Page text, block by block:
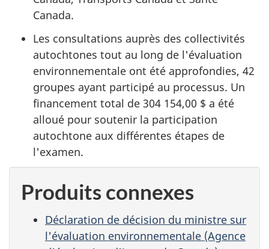
Canada.
Les consultations auprès des collectivités
autochtones tout au long de l'évaluation
environnementale ont été approfondies, 42
groupes ayant participé au processus. Un
financement total de 304 154,00 $ a été
alloué pour soutenir la participation
autochtone aux différentes étapes de
l'examen.
Produits connexes
Déclaration de décision du ministre sur
l'évaluation environnementale (Agence